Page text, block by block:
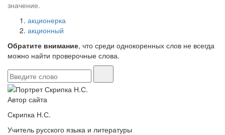
значение.
акционерка
акционный
Обратите внимание, что среди однокоренных слов не всегда
можно найти проверочные слова.
Автор сайта
Скрипка Н.С.
Учитель русского языка и литературы